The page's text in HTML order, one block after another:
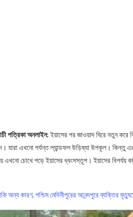
পত্রিকা অনলাইন:ইয়াসের পর জাওয়াদ ঘিরে নতুন করে
যারা এখনো পর্যন্ত ল্যান্ডফল উড়িষ্যা উপকূল। কিন্তু
এখনো চোখে পড়ে ইয়াসের ধ্বংসস্তূপ। ইয়াসের বিপর্যয়
অন্য কারণ, পশ্চিম মেদিনীপুরের আনন্দপুরে ব্যক্তির